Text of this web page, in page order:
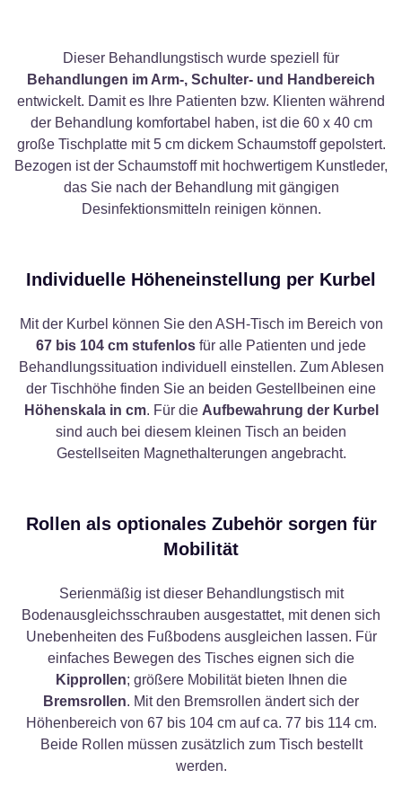
Dieser Behandlungstisch wurde speziell für
Behandlungen im Arm-, Schulter- und Handbereich
entwickelt. Damit es Ihre Patienten bzw. Klienten während
der Behandlung komfortabel haben, ist die 60 x 40 cm
große Tischplatte mit 5 cm dickem Schaumstoff gepolstert.
Bezogen ist der Schaumstoff mit hochwertigem Kunstleder,
das Sie nach der Behandlung mit gängigen
Desinfektionsmitteln reinigen können.
Individuelle Höheneinstellung per Kurbel
Mit der Kurbel können Sie den ASH-Tisch im Bereich von
67 bis 104 cm stufenlos für alle Patienten und jede
Behandlungssituation individuell einstellen. Zum Ablesen
der Tischhöhe finden Sie an beiden Gestellbeinen eine
Höhenskala in cm. Für die Aufbewahrung der Kurbel
sind auch bei diesem kleinen Tisch an beiden
Gestellseiten Magnethalterungen angebracht.
Rollen als optionales Zubehör sorgen für
Mobilität
Serienmäßig ist dieser Behandlungstisch mit
Bodenausgleichsschrauben ausgestattet, mit denen sich
Unebenheiten des Fußbodens ausgleichen lassen. Für
einfaches Bewegen des Tisches eignen sich die
Kipprollen; größere Mobilität bieten Ihnen die
Bremsrollen. Mit den Bremsrollen ändert sich der
Höhenbereich von 67 bis 104 cm auf ca. 77 bis 114 cm.
Beide Rollen müssen zusätzlich zum Tisch bestellt
werden.